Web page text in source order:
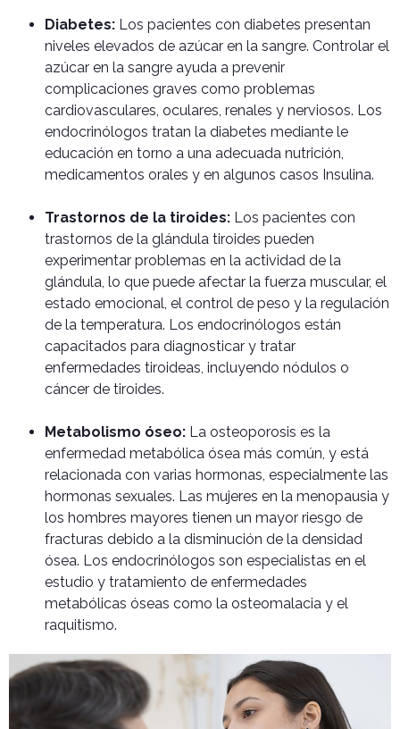
Diabetes: Los pacientes con diabetes presentan
niveles elevados de azúcar en la sangre. Controlar el
azúcar en la sangre ayuda a prevenir
complicaciones graves como problemas
cardiovasculares, oculares, renales y nerviosos. Los
endocrinólogos tratan la diabetes mediante le
educación en torno a una adecuada nutrición,
medicamentos orales y en algunos casos Insulina.
Trastornos de la tiroides: Los pacientes con
trastornos de la glándula tiroides pueden
experimentar problemas en la actividad de la
glándula, lo que puede afectar la fuerza muscular, el
estado emocional, el control de peso y la regulación
de la temperatura. Los endocrinólogos están
capacitados para diagnosticar y tratar
enfermedades tiroideas, incluyendo nódulos o
cáncer de tiroides.
Metabolismo óseo: La osteoporosis es la
enfermedad metabólica ósea más común, y está
relacionada con varias hormonas, especialmente las
hormonas sexuales. Las mujeres en la menopausia y
los hombres mayores tienen un mayor riesgo de
fracturas debido a la disminución de la densidad
ósea. Los endocrinólogos son especialistas en el
estudio y tratamiento de enfermedades
metabólicas óseas como la osteomalacia y el
raquitismo.